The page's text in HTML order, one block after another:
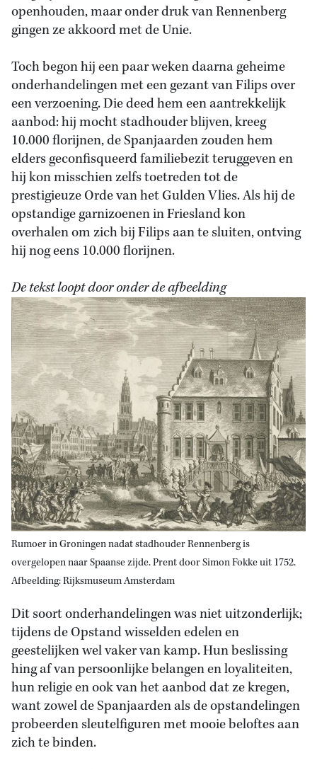
openhouden, maar onder druk van Rennenberg
gingen ze akkoord met de Unie.
Toch begon hij een paar weken daarna geheime
onderhandelingen met een gezant van Filips over
een verzoening. Die deed hem een aantrekkelijk
aanbod: hij mocht stadhouder blijven, kreeg
10.000 florijnen, de Spanjaarden zouden hem
elders geconfisqueerd familiebezit teruggeven en
hij kon misschien zelfs toetreden tot de
prestigieuze Orde van het Gulden Vlies. Als hij de
opstandige garnizoenen in Friesland kon
overhalen om zich bij Filips aan te sluiten, ontving
hij nog eens 10.000 florijnen.
De tekst loopt door onder de afbeelding
Rumoer in Groningen nadat stadhouder Rennenberg is
overgelopen naar Spaanse zijde. Prent door Simon Fokke uit 1752.
Afbeelding: Rijksmuseum Amsterdam
Dit soort onderhandelingen was niet uitzonderlijk;
tijdens de Opstand wisselden edelen en
geestelijken wel vaker van kamp. Hun beslissing
hing af van persoonlijke belangen en loyaliteiten,
hun religie en ook van het aanbod dat ze kregen,
want zowel de Spanjaarden als de opstandelingen
probeerden sleutelfiguren met mooie beloftes aan
zich te binden.